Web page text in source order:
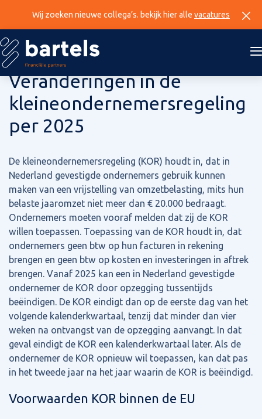
Wij zoeken nieuwe collega’s. bekijk hier alle vacatures
7 november 2024
Veranderingen in de
kleineondernemersregeling
per 2025
De kleineondernemersregeling (KOR) houdt in, dat in
Nederland gevestigde ondernemers gebruik kunnen
maken van een vrijstelling van omzetbelasting, mits hun
belaste jaaromzet niet meer dan € 20.000 bedraagt.
Ondernemers moeten vooraf melden dat zij de KOR
willen toepassen. Toepassing van de KOR houdt in, dat
ondernemers geen btw op hun facturen in rekening
brengen en geen btw op kosten en investeringen in aftrek
brengen. Vanaf 2025 kan een in Nederland gevestigde
ondernemer de KOR door opzegging tussentijds
beëindigen. De KOR eindigt dan op de eerste dag van het
volgende kalenderkwartaal, tenzij dat minder dan vier
weken na ontvangst van de opzegging aanvangt. In dat
geval eindigt de KOR een kalenderkwartaal later. Als de
ondernemer de KOR opnieuw wil toepassen, kan dat pas
in het tweede jaar na het jaar waarin de KOR is beëindigd.
Voorwaarden KOR binnen de EU